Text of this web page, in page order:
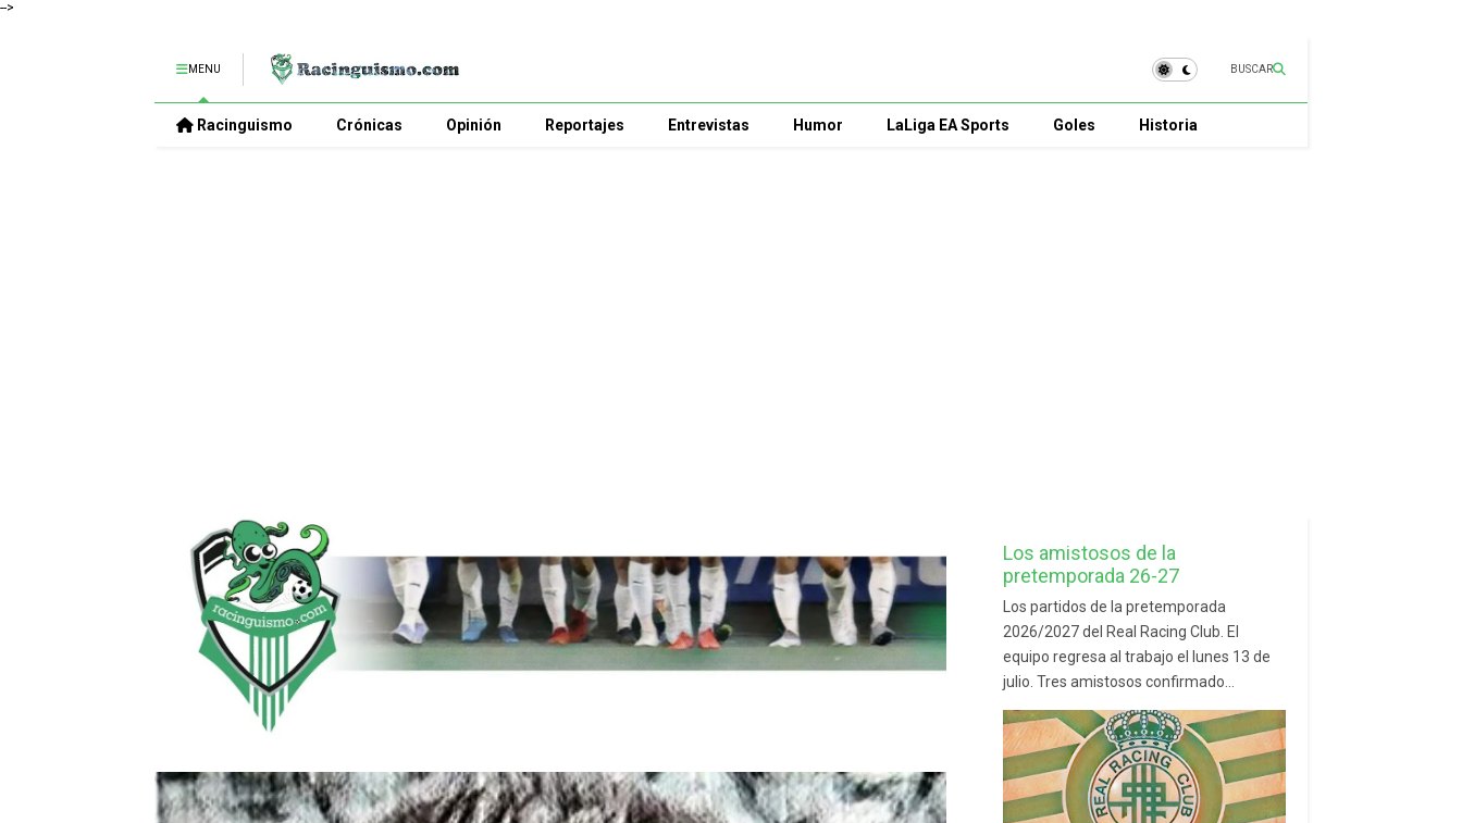
-->
MENU BUSCAR
Racinguismo Crónicas Opinión Reportajes Entrevistas Humor LaLiga EA Sports Goles Historia
Los amistosos de la
pretemporada 26-27
Los partidos de la pretemporada
2026/2027 del Real Racing Club. El
equipo regresa al trabajo el lunes 13 de
julio. Tres amistosos confirmado...